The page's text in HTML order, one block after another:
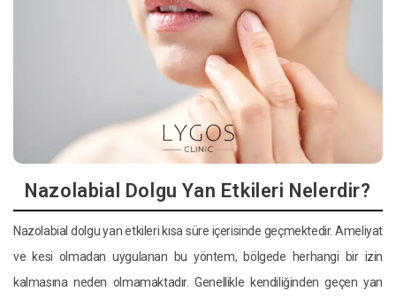
Nazolabial Dolgu Yan Etkileri Nelerdir?
Nazolabial dolgu yan etkileri kısa süre içerisinde geçmektedir. Ameliyat
ve kesi olmadan uygulanan bu yöntem, bölgede herhangi bir izin
kalmasına neden olmamaktadır. Genellikle kendiliğinden geçen yan